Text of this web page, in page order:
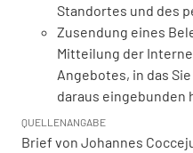
Standortes und des
Zusendung eines
Mitteilung der
Angebotes, in das
daraus eingebunden
QUELLENANGABE
Brief von Johannes